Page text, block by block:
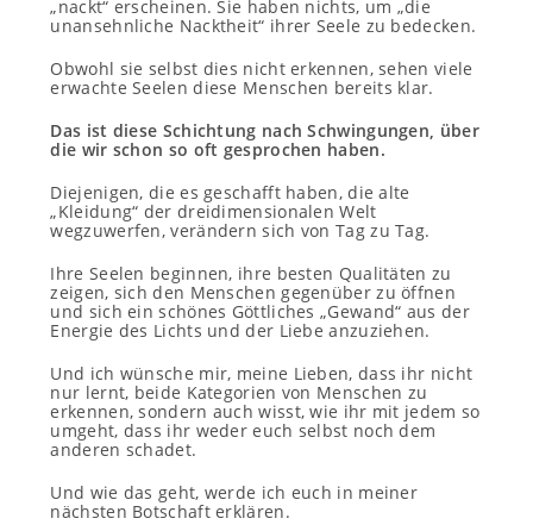
„nackt“ erscheinen. Sie haben nichts, um „die
unansehnliche Nacktheit“ ihrer Seele zu bedecken.
Obwohl sie selbst dies nicht erkennen, sehen viele
erwachte Seelen diese Menschen bereits klar.
Das ist diese Schichtung nach Schwingungen, über
die wir schon so oft gesprochen haben.
Diejenigen, die es geschafft haben, die alte
„Kleidung“ der dreidimensionalen Welt
wegzuwerfen, verändern sich von Tag zu Tag.
Ihre Seelen beginnen, ihre besten Qualitäten zu
zeigen, sich den Menschen gegenüber zu öffnen
und sich ein schönes Göttliches „Gewand“ aus der
Energie des Lichts und der Liebe anzuziehen.
Und ich wünsche mir, meine Lieben, dass ihr nicht
nur lernt, beide Kategorien von Menschen zu
erkennen, sondern auch wisst, wie ihr mit jedem so
umgeht, dass ihr weder euch selbst noch dem
anderen schadet.
Und wie das geht, werde ich euch in meiner
nächsten Botschaft erklären.